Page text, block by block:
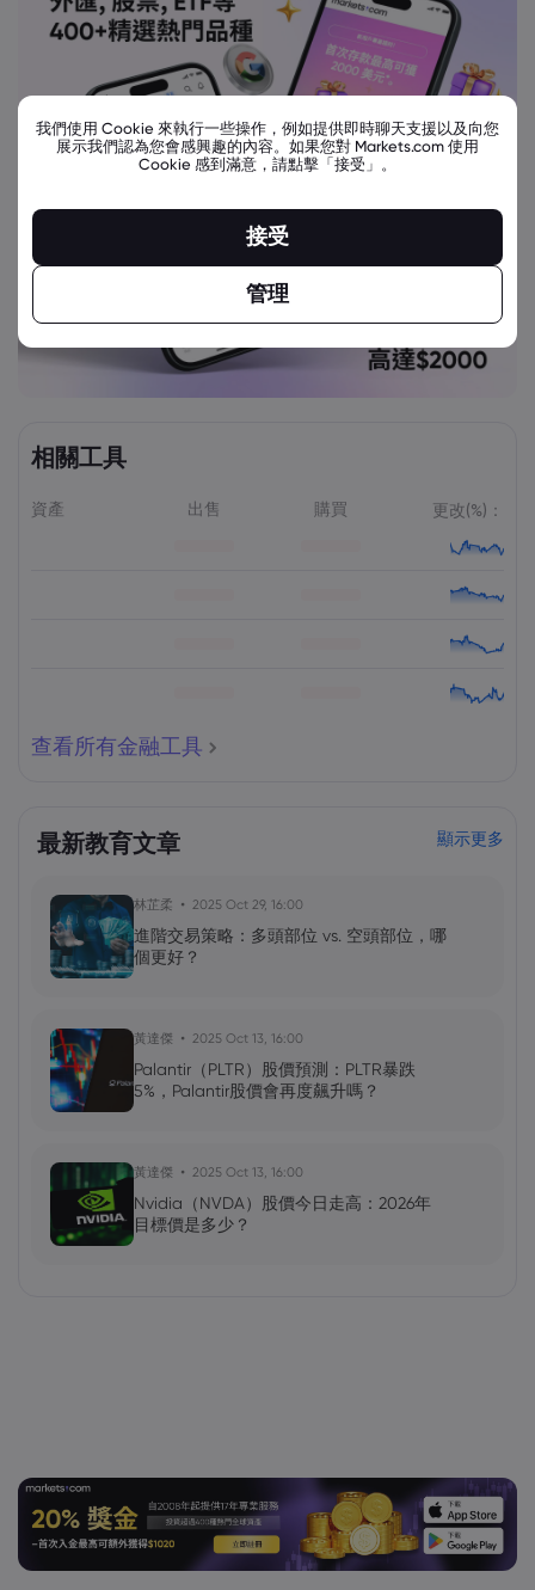
相關工具
資產 出售 購買 更改(%)：
查看所有金融工具
最新教育文章 顯示更多
林芷柔 2025 Oct 29, 16:00
進階交易策略：多頭部位 vs. 空頭部位，哪
個更好？
黃達傑 2025 Oct 13, 16:00
Palantir（PLTR）股價預測：PLTR暴跌
5%，Palantir股價會再度飆升嗎？
黃達傑 2025 Oct 13, 16:00
Nvidia（NVDA）股價今日走高：2026年
目標價是多少？
我們使用 Cookie 來執行一些操作，例如提供即時聊天支援以及向您
展示我們認為您會感興趣的內容。如果您對 Markets.com 使用
Cookie 感到滿意，請點擊「接受」。
接受
管理